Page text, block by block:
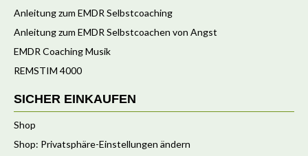
Anleitung zum EMDR Selbstcoaching
Anleitung zum EMDR Selbstcoachen von Angst
EMDR Coaching Musik
REMSTIM 4000
SICHER EINKAUFEN
Shop
Shop: Privatsphäre-Einstellungen ändern